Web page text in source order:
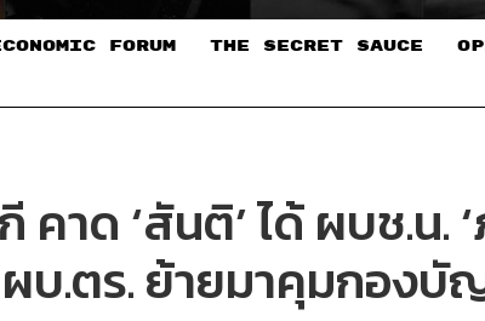
FORUM THE SECRET SAUCE​
าด ‘สันติ’ ได้ ผบช.น.
บ.ตร. ย้ายมาคุมกองบั